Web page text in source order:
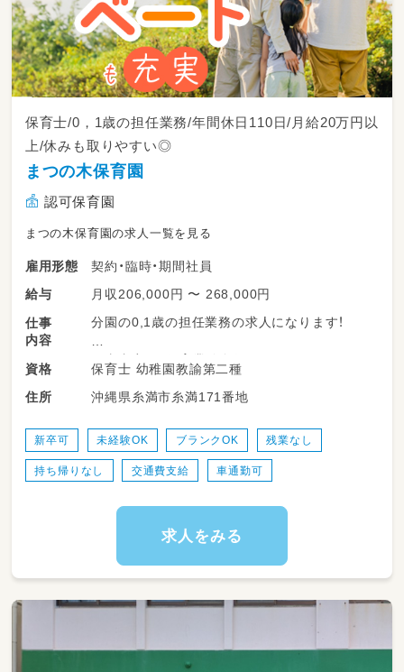
保育士/0，1歳の担任業務/年間休日110日/月給20万円以
上/休みも取りやすい◎
まつの木保育園
認可保育園
まつの木保育園の求人一覧を見る
雇用形態
契約・臨時・期間社員
給与
月収206,000円 〜 268,000円
仕事
内容
分園の0,1歳の担任業務の求人になります！
仕事内容は、保育業務全般です。
遊びを通して子ども達の発見に気づき、子ども
ます。
子ども達が楽しいと思うことは勿論のこと、職
員も全力で楽しみながら日々の保育を行ってい
園内外の研修を通してみんなで学び、共有する
ことも出来ます。
土日連休でリフレッシュ！ 有給休暇も充実し
全クラス複数担任クラスです。
資格
保育士 幼稚園教諭第二種
住所
沖縄県糸満市糸満171番地
新卒可 未経験OK ブランクOK 残業なし
持ち帰りなし 交通費支給 車通勤可
求人をみる